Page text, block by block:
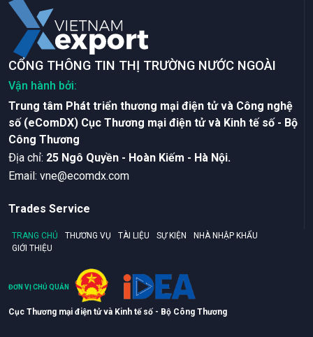
CỔNG THÔNG TIN THỊ TRƯỜNG NƯỚC NGOÀI
Vận hành bởi:
Trung tâm Phát triển thương mại điện tử và Công nghệ
số (eComDX) Cục Thương mại điện tử và Kinh tế số - Bộ
Công Thương
Ðịa chỉ: 25 Ngô Quyền - Hoàn Kiếm - Hà Nội.
Email: vne@ecomdx.com
Trades Service
TRANG CHỦ THƯƠNG VỤ TÀI LIỆU SỰ KIỆN
NHÀ NHẬP KHẨU
GIỚI THIỆU
ĐƠN VỊ CHỦ QUẢN
Cục Thương mại điện tử và Kinh tế số - Bộ Công Thương